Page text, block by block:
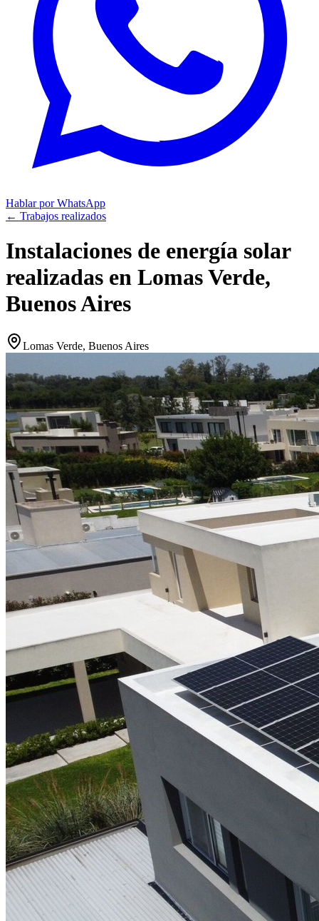
Hablar por WhatsApp
← Trabajos realizados
Instalaciones de energía solar
realizadas en Lomas Verde,
Buenos Aires
Lomas Verde, Buenos Aires